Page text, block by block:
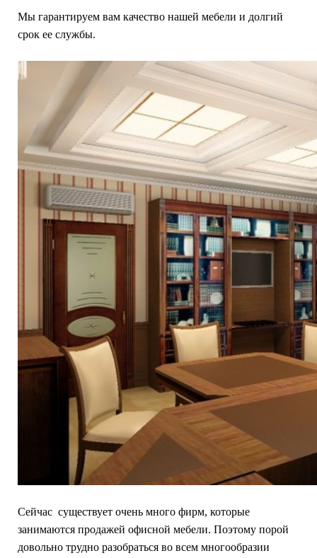
Мы гарантируем вам качество нашей мебели и долгий
срок ее службы.
Сейчас существует очень много фирм, которые
занимаются продажей офисной мебели. Поэтому порой
довольно трудно разобраться во всем многообразии